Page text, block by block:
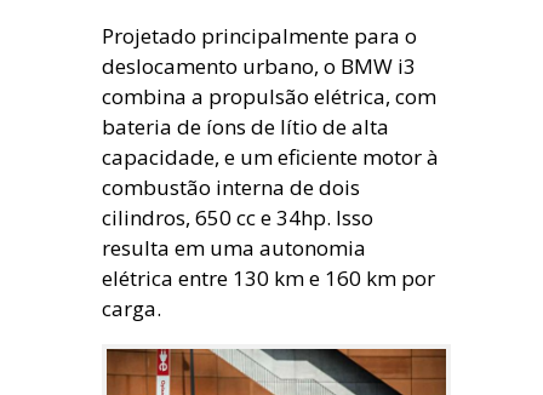
Projetado principalmente para o
deslocamento urbano, o BMW i3
combina a propulsão elétrica, com
bateria de íons de lítio de alta
capacidade, e um eficiente motor à
combustão interna de dois
cilindros, 650 cc e 34hp. Isso
resulta em uma autonomia
elétrica entre 130 km e 160 km por
carga.